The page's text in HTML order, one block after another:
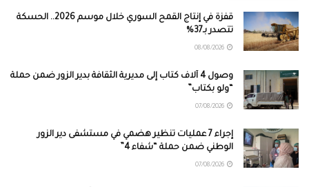
قفزة في إنتاج القمح السوري خلال موسم 2026.. الحسكة
تتصدر بـ37%
وصول 4 آلاف كتاب إلى مديرية الثقافة بدير الزور ضمن حملة
“ولو بكتاب”
إجراء 7 عمليات تنظير هضمي في مستشفى دير الزور
الوطني ضمن حملة “شفاء 4”